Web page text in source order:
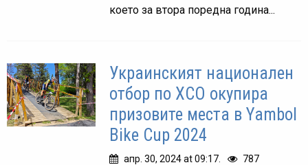
което за втора поредна година...
Украинският национален
отбор по XCO окупира
призовите места в Yambol
Bike Cup 2024
апр. 30, 2024 at 09:17. 787